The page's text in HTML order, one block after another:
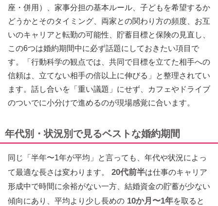
座・併用）、家事分担の基本ルール、子どもを希望するか
どうかとそのタイミング、両家との関わり方の頻度、お互
いのキャリアと転勤の可能性、貯蓄目標と保険の見直し、
この6つは婚約期間中に必ず話題にしておきたい項目で
す。「行動科学の観点では、共同で目標を立てた相手への
信頼は、立てない相手の倍以上に伸びる」と整理されてい
ます。話し合いを「重い議題」にせず、カフェやドライブ
のついでに小分けで進めるのが現場感覚に合います。
年代別・状況別で見るベストな婚約期間
同じ「半年〜1年が平均」と言っても、年代や状況によっ
て最適な長さは変わります。
20代前半は仕事のキャリア
形成中で時間に余裕がない一方、結婚資金の貯蓄が少ない
傾向にあり、平均より少し長めの 10か月〜1年を取ると